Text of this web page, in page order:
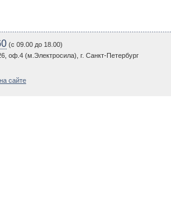
(c 09.00 до 18.00)
оф.4 (м.Электросила), г. Санкт-Петербург
сайте